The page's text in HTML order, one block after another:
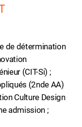
de détermination
(CIT-Si) ;
(2nde AA)
Culture Design
admission ;